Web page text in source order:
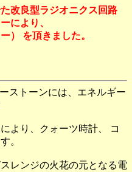
改良型ラジオニクス回路
により、
） を頂きました。
ストーンには、エネルギー
より、クォーツ時計、 コ
。
レンジの火花の元となる電